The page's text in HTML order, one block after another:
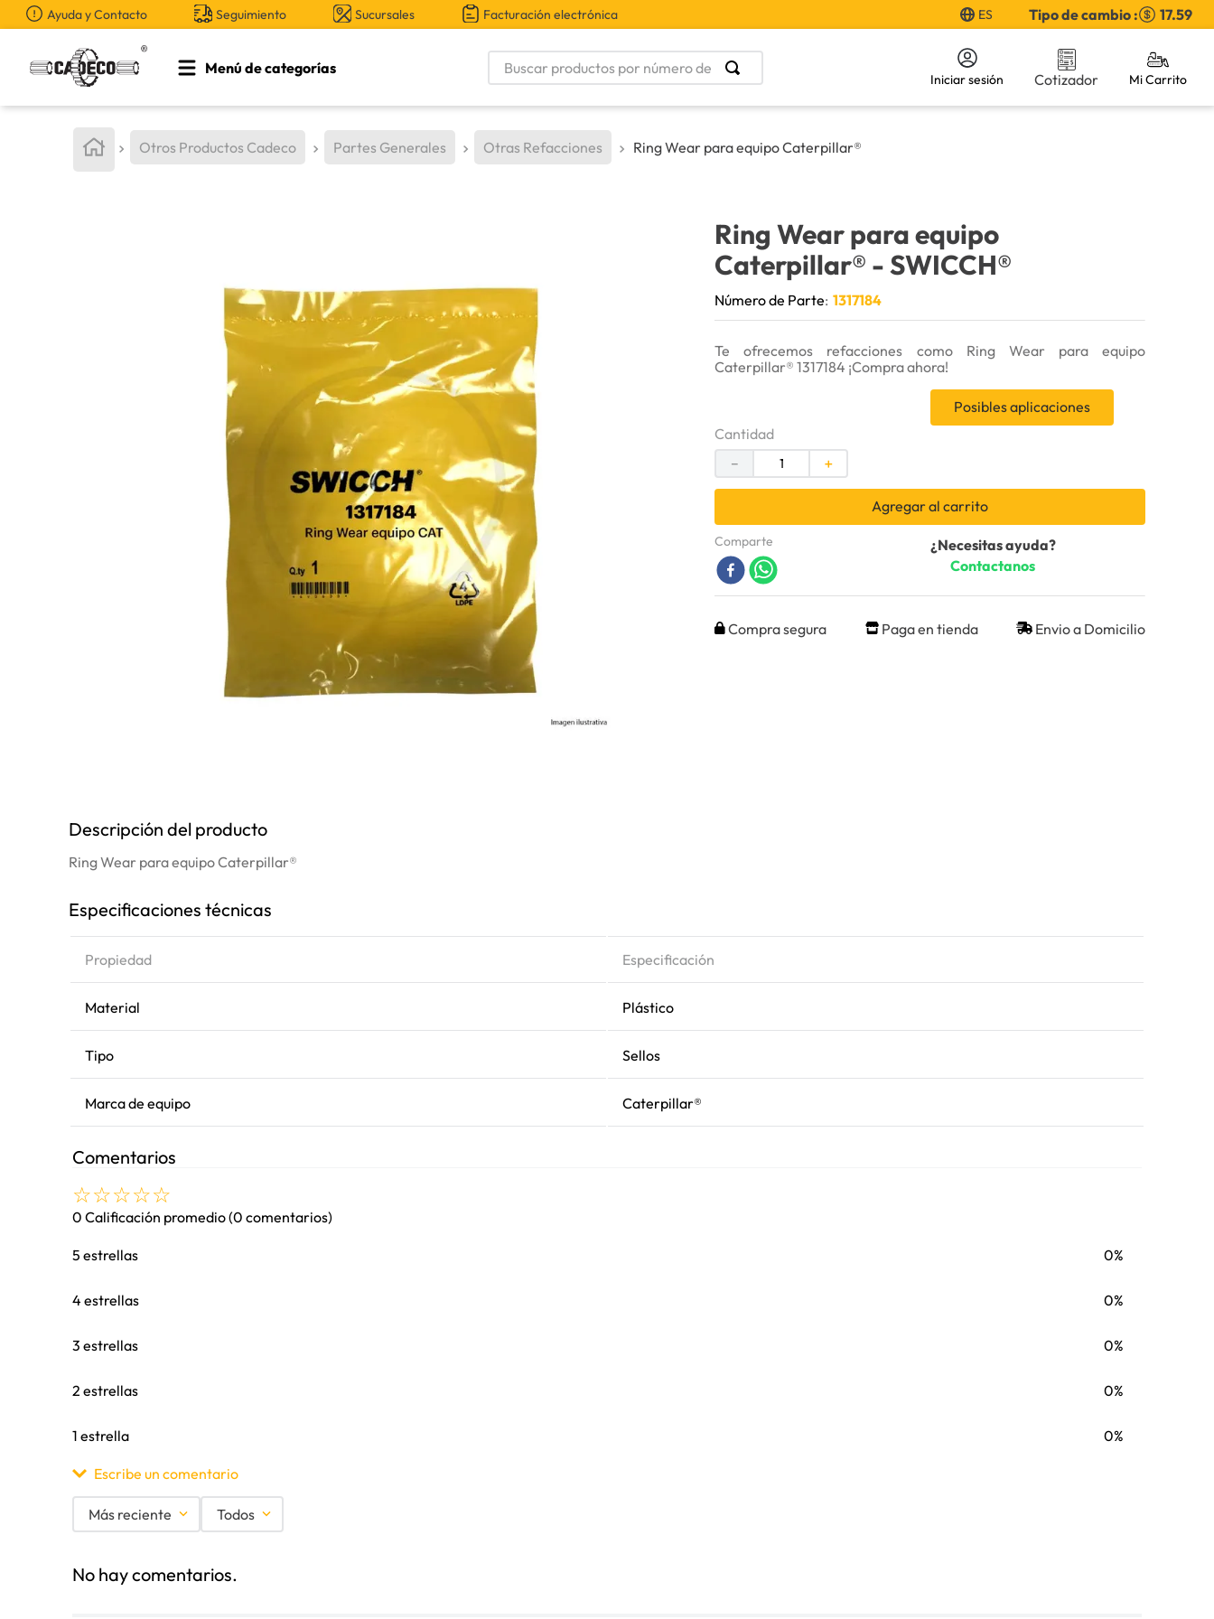
Ayuda y Contacto Seguimiento Sucursales Facturación electrónica ES Tipo de cambio : 17.59
Menú de categorías
Buscar productos por número de parte
Iniciar sesión Cotizador
Otros Productos Cadeco Partes Generales Otras Refacciones Ring Wear para equipo Caterpillar®
Ring Wear para equipo
Caterpillar® - SWICCH®
Número de Parte: 1317184
Te ofrecemos refacciones como Ring Wear para equipo
Caterpillar® 1317184 ¡Compra ahora!
Posibles aplicaciones
Cantidad
＋
－
Agregar al carrito
Comparte
¿Necesitas ayuda?
Contactanos
Compra segura Paga en tienda Envio a Domicilio
Descripción del producto
Ring Wear para equipo Caterpillar®
Especificaciones técnicas
Propiedad Especificación
Material Plástico
Tipo Sellos
Marca de equipo Caterpillar®
Comentarios
☆☆☆☆☆
0 Calificación promedio(0 comentarios)
5 estrellas 0%
4 estrellas 0%
3 estrellas 0%
2 estrellas 0%
1 estrella 0%
Escribe un comentario
Título
Más reciente Todos
No hay comentarios.
TÉRMINOS MÁS BUSCADOS
puntas
pintura
cuchillas
anticongelante